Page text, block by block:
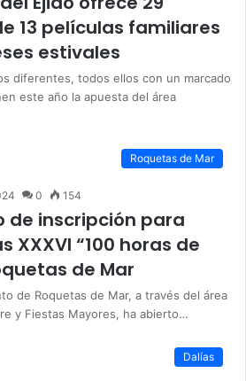
13 películas familiares
estivales
diferentes, todos ellos con un marcado
este año la apuesta del área
Roquetas de Mar
0 154
de inscripción para
XXXVI “100 horas de
de Mar
de Roquetas de Mar, a través del área
y Fiestas Mayores, ha abierto…
Dalías